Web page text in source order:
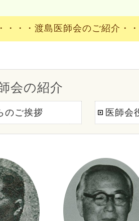
・・・・ 渡島医師会のご紹介・
会の紹介
のご挨拶 医師会